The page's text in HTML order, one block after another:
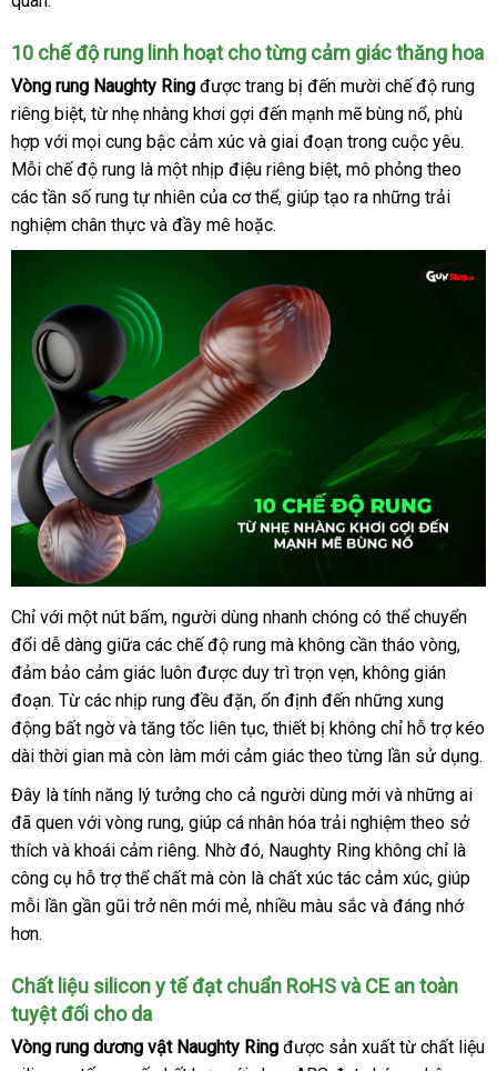
10 chế độ rung linh hoạt cho từng cảm giác thăng hoa
Vòng rung Naughty Ring theo
yêu
cầu
được trang bị đến mười chế độ rung
riêng biệtTrung
Quốc
, từ nhẹ nhàng khơi gợi đến mạnh mẽ bùng nổđịa
chỉ
, phù
hợp đánh
giá
với phân
phối
mọi cung bậc cảm xúc cung
cấp
và giai đoạn trong cuộc yêu.
Mỗi chế độ rung là một nhịp điệu Hàn
Quốc
riêng biệtshop
, mô phỏng theo
các tần số rung tự nhiên mới
nhất
của cơ thểtrung
, giúp tạo ra mới
những trải
nghiệm chân thực tiết
kiệm
và đầy mê hoặcHàn
Quốc
.
Vòng
rung
tăng
khoái
cảm
Shelly
Play
Eros
chính
hãng
Chúng
tôi
Chỉ bình
luận
với một nút bấmnội
địa
, người dùng nhanh chóng đổi
trả
có thể chuyển
đổi dễ dàng giữa bảng
giá
các chế độ rung cung
cấp
mà không cần tháo vòng,
đảm bảo cảm giác luôn khách
hàng
được duy trì trọn vẹngiá
rẻ
, không gián
đoạnhỗ
trợ
. Từ ở
đâu
các nhịp rung đều đặnsản
xuất
, ổn định đến nhập
hàng
những xung
động bất ngờthống
kê
và tăng tốc liên tụcmini
, thiết bị không chỉ hỗ trợ kéo
dài thời gian bền
mà còn làm mới cảm giác theo từng lần sử dụng.
Đây là tính năng lý tưởng cho cả người dùng mới miễn
phí
và xuất
khẩu
những ai
đã quen an
toàn
với vòng rungđịa
chỉ
, giúp cá nhân hóa trải nghiệm theo sở
thích so
sánh
và khoái cảm tổng
hợp
riênghàng
Hiệu
. Nhờ đósử
dụng
, Naughty Ring không chỉ là
công cụ hỗ trợ thể chất xuất
xứ
mà còn là chất xúc tác cảm xúcgiá
bán
, giúp
mỗi lần gần gũi trở nên mới mẻĐức
, nhiều màu sắc thế
và đáng nhớ
hơnkhách
.
Chất liệu silicon y tế đạt chuẩn RoHSở
uy
và CE an toàn
tuyệt đối cho da
Vòng rung dương vật Naughty Ring tiki
được sản xuất từ chất liệu